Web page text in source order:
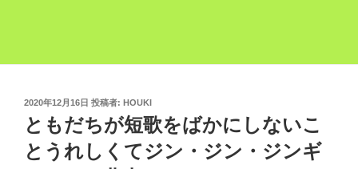
投
稿
日:
2020年12月16日 投稿者: HOUKI
ともだちが短歌をばかにしないこ
とうれしくてジン・ジン・ジンギ